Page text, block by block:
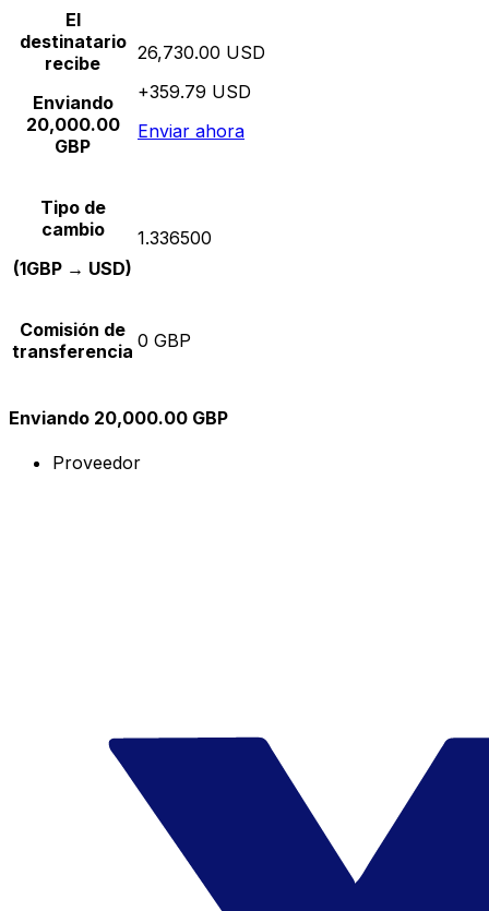
El
destinatario
recibe
Enviando
20,000.00
GBP
26,730.00 USD
+359.79 USD
Enviar ahora
Tipo de
cambio
(1GBP → USD)
1.336500
Comisión de
transferencia 0 GBP
Enviando 20,000.00 GBP
Proveedor